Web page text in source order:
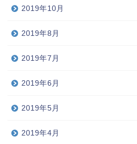
2019年10月
2019年8月
2019年7月
2019年6月
2019年5月
2019年4月